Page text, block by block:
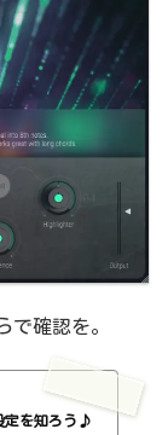
で確認を。
定を知ろう♪